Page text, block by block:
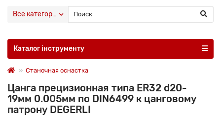
Все категории
Каталог інструменту
Станочная оснастка
Цанга прецизионная типа ER32 d20-
19мм 0.005мм по DIN6499 к цанговому
патрону DEGERLI